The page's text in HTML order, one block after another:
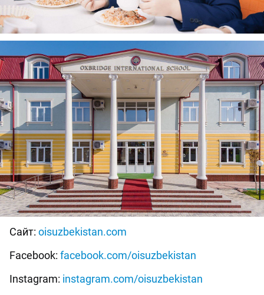
Сайт: oisuzbekistan.com
Facebook: facebook.com/oisuzbekistan
Instagram: instagram.com/oisuzbekistan